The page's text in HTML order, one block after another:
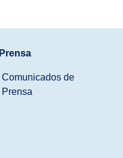
Prensa
Comunicados de
Prensa